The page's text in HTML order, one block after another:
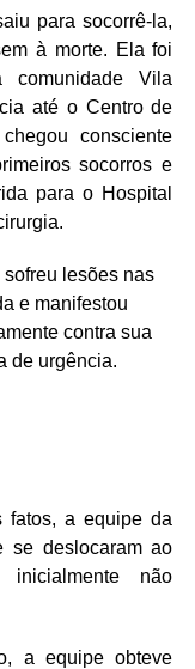
para socorrê-la,
à morte. Ela foi
comunidade Vila
até o Centro de
consciente
socorros e
para o Hospital
lesões nas
e manifestou
contra sua
de urgência.
fatos, a equipe da
se deslocaram ao
não
a equipe obteve